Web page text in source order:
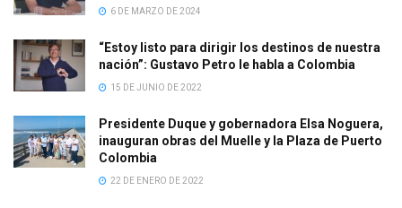
6 DE MARZO DE 2024
“Estoy listo para dirigir los destinos de nuestra
nación”: Gustavo Petro le habla a Colombia
15 DE JUNIO DE 2022
Presidente Duque y gobernadora Elsa Noguera,
inauguran obras del Muelle y la Plaza de Puerto
Colombia
22 DE ENERO DE 2022